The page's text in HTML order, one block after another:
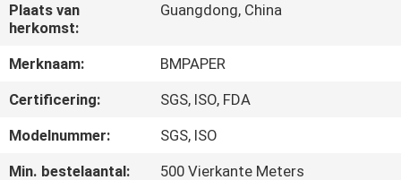
FABRIEKSTOCHT
KWALITEITSCONTROLE
NEEM
Plaats van
herkomst:
Guangdong, China
Merknaam:
BMPAPER
Certificering:
SGS, ISO, FDA
Modelnummer:
SGS, ISO
Min. bestelaantal:
500 Vierkante Meters